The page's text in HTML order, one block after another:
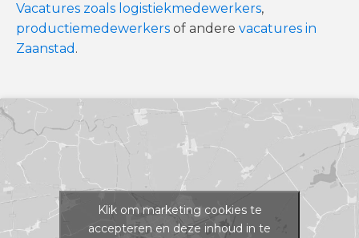
Vacatures zoals logistiekmedewerkers,
productiemedewerkers of andere vacatures in
Zaanstad .
Klik om marketing cookies te
accepteren en deze inhoud in te